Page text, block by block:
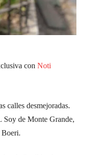
con Noti
calles desmejoradas.
Soy de Monte Grande,
Boeri.